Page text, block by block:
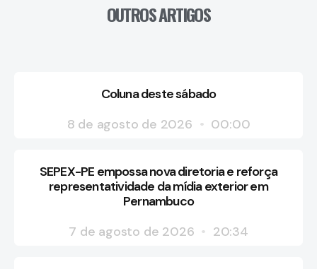
OUTROS ARTIGOS
Coluna deste sábado
8 de agosto de 2026
00:00
SEPEX-PE empossa nova diretoria e reforça
representatividade da mídia exterior em
Pernambuco
7 de agosto de 2026
20:34